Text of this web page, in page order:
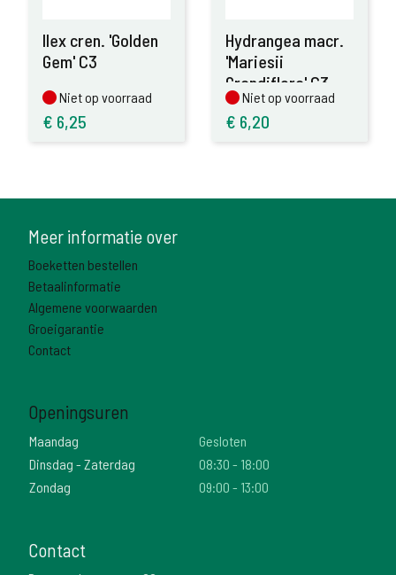
Ilex cren. 'Golden
Gem' C3
Niet op voorraad
Niet op voorraad
€ 6,25
Hydrangea macr.
'Mariesii
Grandiflora' C3
Niet op voorraad
Niet op voorraad
€ 6,20
Meer informatie over
Boeketten bestellen
Betaalinformatie
Algemene voorwaarden
Groeigarantie
Contact
Openingsuren
Maandag
Gesloten
Dinsdag - Zaterdag
08:30 - 18:00
Zondag
09:00 - 13:00
Contact